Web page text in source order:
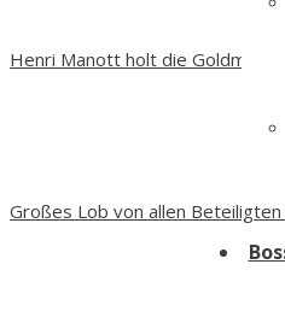
Henri Manott holt die
Großes Lob von allen